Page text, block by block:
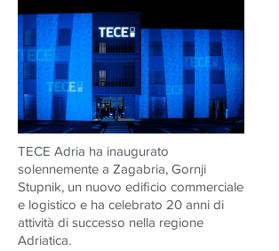
TECE Adria ha inaugurato
solennemente a Zagabria, Gornji
Stupnik, un nuovo edificio commerciale
e logistico e ha celebrato 20 anni di
attività di successo nella regione
Adriatica.